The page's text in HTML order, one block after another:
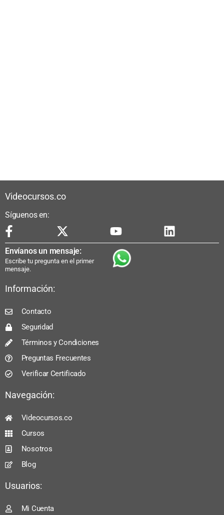
Videocursos.co
Síguenos en:
Envíanos un mensaje:
Escribe tu pregunta en el primer
mensaje.
Información:
Contacto
Seguridad
Términos y Condiciones
Preguntas Frecuentes
Verificar Certificado
Navegación:
Videocursos.co
Cursos
Nosotros
Blog
Usuarios:
Mi Cuenta